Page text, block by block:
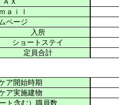
ａｉｌ
ページ
入所
ショートステイ
定員合計
ア開始時期
ア実施建物
ート含む）職員数